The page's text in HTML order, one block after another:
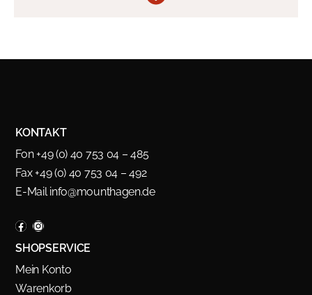
KONTAKT
Fon +49 (0) 40 753 04 – 485
Fax +49 (0) 40 753 04 – 492
E-Mailinfo@mounthagen.de
SHOPSERVICE
Mein Konto
Warenkorb